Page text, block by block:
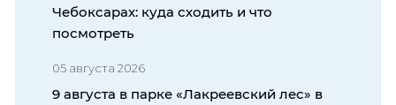
Чебоксарах: куда сходить и что
посмотреть
05 августа 2026
9 августа в парке «Лакреевский лес» в